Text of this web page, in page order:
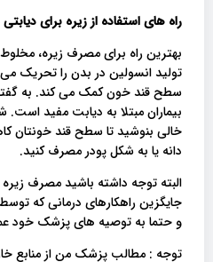
راه های استفاده از زیره برای
بهترین راه برای مصرف زیره،
تولید انسولین در بدن را تحریک
سطح قند خون کمک می کند. به
بیماران مبتلا به دیابت مفید است.
خالی بنوشید تا سطح قند خونتان
دانه یا به شکل پودر مصرف کنید.
البته توجه داشته باشید مصرف زیره
جایگزین راهکارهای درمانی که
و حتما به توصیه های پزشک خود
توجه : مطالب پزشک من از منابع